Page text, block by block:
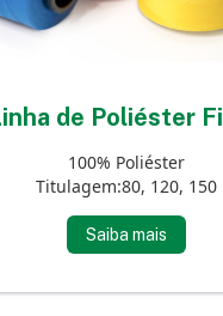
de Poliéster
100% Poliéster
Titulagem:80, 120, 150
Saiba mais